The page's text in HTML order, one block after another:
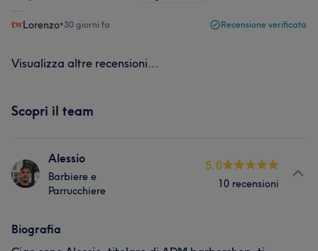
Lorenzo•30 giorni fa Recensione verificata
Visualizza altre recensioni...
Scopri il team
Alessio
Barbiere e
Parrucchiere
5.0
10 recensioni
Biografia